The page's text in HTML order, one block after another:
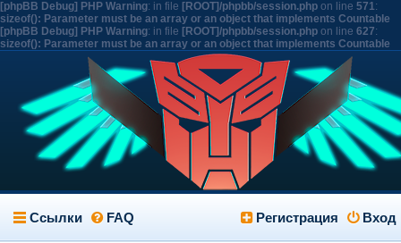
[phpBB Debug] PHP Warning: in file [ROOT]/phpbb/session.php on line 571:
sizeof(): Parameter must be an array or an object that implements Countable
[phpBB Debug] PHP Warning: in file [ROOT]/phpbb/session.php on line 627:
sizeof(): Parameter must be an array or an object that implements Countable
Ссылки FAQ Вход
Регистрация